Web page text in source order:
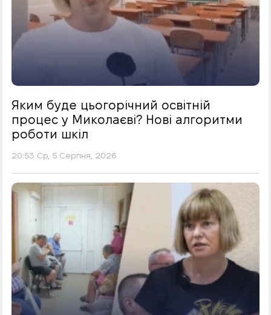
Яким буде цьогорічний освітній
процес у Миколаєві? Нові алгоритми
роботи шкіл
20:53 Ср, 5 Серпня, 2026